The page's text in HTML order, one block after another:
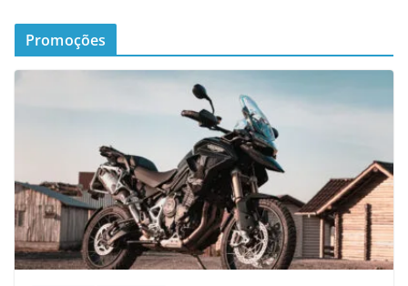
Promoções